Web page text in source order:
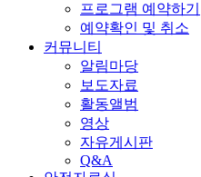
프로그램 예약하기
예약확인 및 취소
커뮤니티
알림마당
보도자료
활동앨범
영상
자유게시판
Q&A